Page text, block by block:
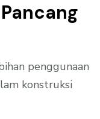
penggunaan
konstruksi